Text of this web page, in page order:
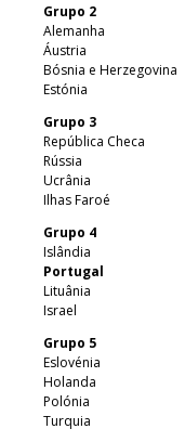
Grupo 2
Alemanha
Áustria
Bósnia e Herzegovina
Estónia
Grupo 3
República Checa
Rússia
Ucrânia
Ilhas Faroé
Grupo 4
Islândia
Portugal
Lituânia
Israel
Grupo 5
Eslovénia
Holanda
Polónia
Turquia